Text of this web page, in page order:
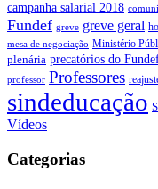
campanha salarial 2018
Fundef greve greve geral
mesa de negociação Ministério
plenária precatórios do
professor Professores
sindeducação
Vídeos
Categorias